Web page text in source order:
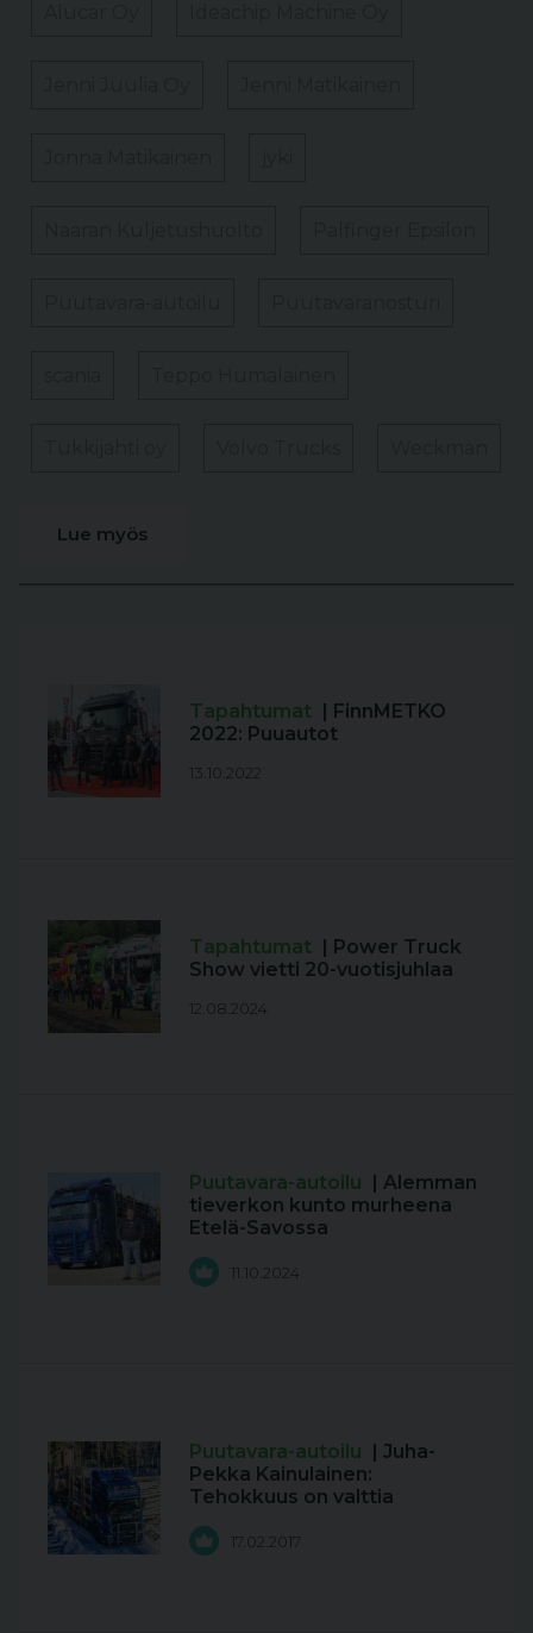
Lue myös
Tapahtumat | FinnMETKO
2022: Puuautot
13.10.2022
Tapahtumat | Power Truck
Show vietti 20-vuotisjuhlaa
12.08.2024
Puutavara-autoilu | Alemman
tieverkon kunto murheena
Etelä-Savossa
11.10.2024
Puutavara-autoilu | Juha-
Pekka Kainulainen:
Tehokkuus on valttia
17.02.2017